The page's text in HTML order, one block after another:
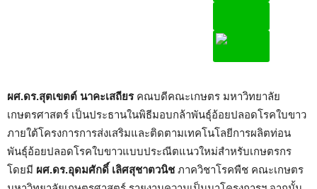
ผศ.ดร.สุตเขตต์ นาคะเสถียรคณบดีคณะเกษตร มหาวิทยาลัย
เกษตรศาสตร์ เป็นประธานในพิธีมอบกล้าพันธุ์อ้อยปลอดโรคใบขาว
ภายใต้โครงการการส่งเสริมและติดตามเทคโนโลยีการผลิตท่อน
พันธุ์อ้อยปลอดโรคใบขาวแบบประณีตแนวใหม่สำหรับเกษตรกร
โดยมี ผศ.ดร.อุดมศักดิ์ เลิศสุชาตวนิชภาควิชาโรคพืช คณะเกษตร